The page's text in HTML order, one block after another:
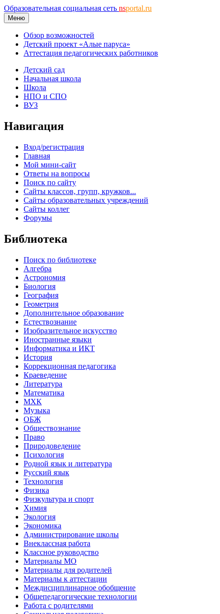
Образовательная социальная сеть nsportal.ru
Меню
Обзор возможностей
Детский проект «Алые паруса»
Аттестация педагогических работников
Детский сад
Начальная школа
Школа
НПО и СПО
ВУЗ
Навигация
Вход/регистрация
Главная
Мой мини-сайт
Ответы на вопросы
Поиск по сайту
Сайты классов, групп, кружков...
Сайты образовательных учреждений
Сайты коллег
Форумы
Библиотека
Поиск по библиотеке
Алгебра
Астрономия
Биология
География
Геометрия
Дополнительное образование
Естествознание
Изобразительное искусство
Иностранные языки
Информатика и ИКТ
История
Коррекционная педагогика
Краеведение
Литература
Математика
МХК
Музыка
ОБЖ
Обществознание
Право
Природоведение
Психология
Родной язык и литература
Русский язык
Технология
Физика
Физкультура и спорт
Химия
Экология
Экономика
Администрирование школы
Внеклассная работа
Классное руководство
Материалы МО
Материалы для родителей
Материалы к аттестации
Междисциплинарное обобщение
Общепедагогические технологии
Работа с родителями